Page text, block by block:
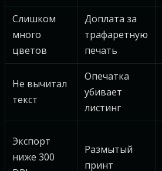
Слишком
много
цветов
Доплата за
трафаретную
печать
Не вычитал
текст
Опечатка
убивает
листинг
Экспорт
ниже 300
Размытый
принт